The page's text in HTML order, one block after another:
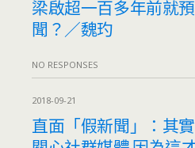
梁啟超一百多年前就
聞？／魏玓
NO RESPONSES
2018-09-21
直面「假新聞」：其